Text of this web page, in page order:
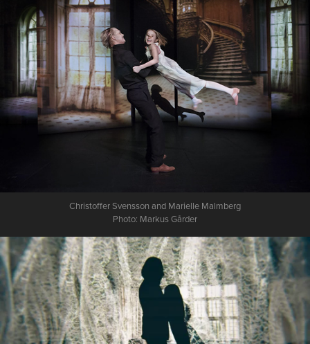
Christoffer Svensson and Marielle Malmberg
Photo: Markus Gårder